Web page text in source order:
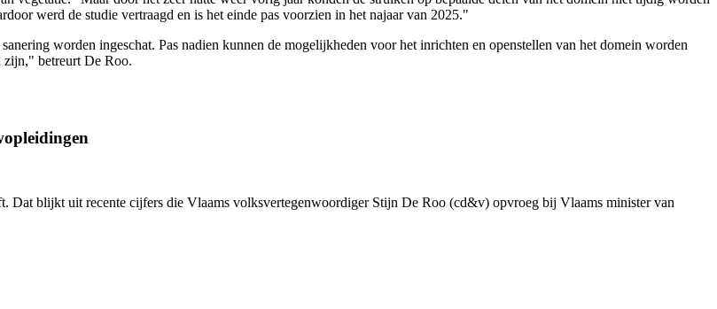
werd de studie vertraagd en is het einde pas voorzien in het najaar van 2025."
worden ingeschat. Pas nadien kunnen de mogelijkheden voor het inrichten en openstellen van het domein worden
zijn," betreurt De Roo.
Dat blijkt uit recente cijfers die Vlaams volksvertegenwoordiger Stijn De Roo (cd&v) opvroeg bij Vlaams minister van